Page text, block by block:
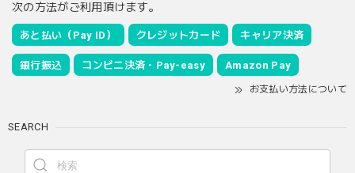
次の方法がご利用頂けます。
あと払い（Pay ID） クレジットカード キャリア決済
銀行振込 コンビニ決済・Pay-easy Amazon Pay
お支払い方法について
SEARCH